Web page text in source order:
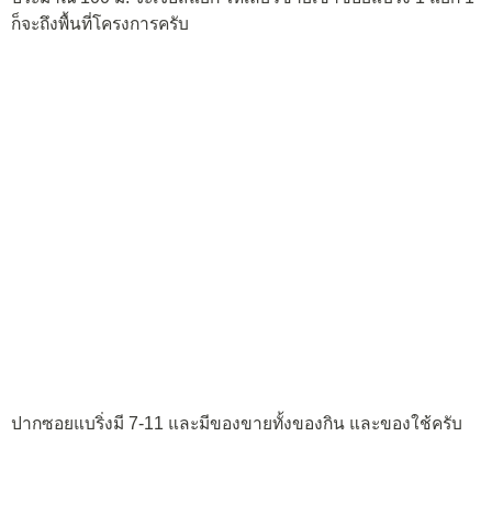
ก็จะถึงพื้นที่โครงการครับ
ปากซอยแบริ่งมี 7-11 และมีของขายทั้งของกิน และของใช้ครับ